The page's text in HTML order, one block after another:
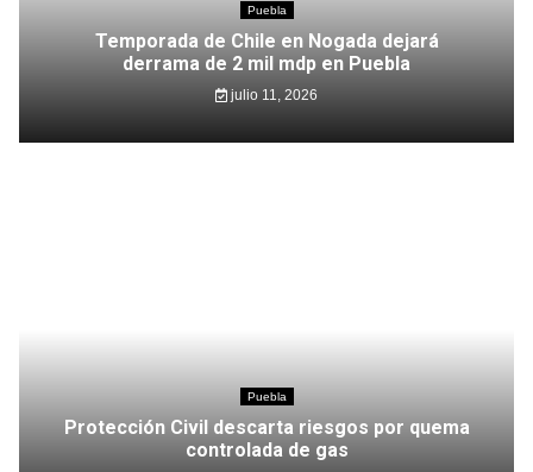
Puebla
Temporada de Chile en Nogada dejará
derrama de 2 mil mdp en Puebla
julio 11, 2026
Puebla
Protección Civil descarta riesgos por quema
controlada de gas